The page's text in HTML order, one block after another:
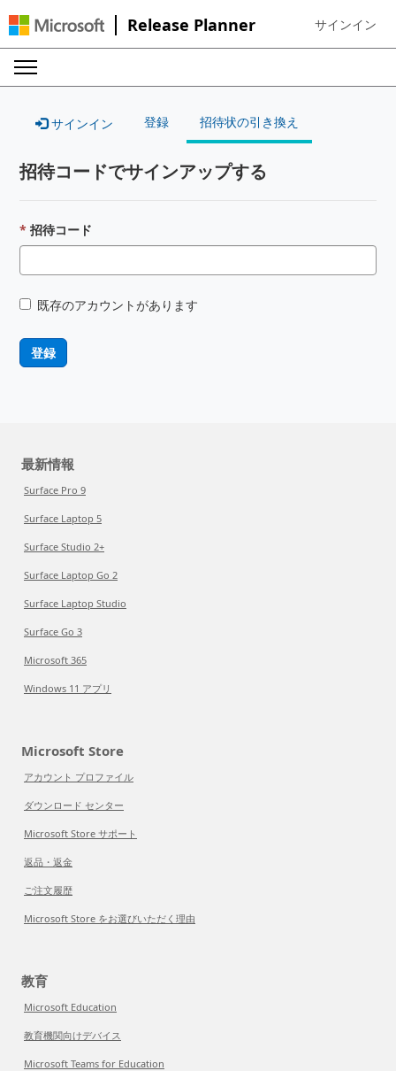
Release Planner Sign in to
サインイン
サインイン 登録 招待状の引き換え
招待コードでサインアップする
招待コード
既存のアカウントがあります
登録
最新情報
Surface Pro 9
Surface Laptop 5
Surface Studio 2+
Surface Laptop Go 2
Surface Laptop Studio
Surface Go 3
Microsoft 365
Windows 11 アプリ
Microsoft Store
アカウント プロファイル
ダウンロード センター
Microsoft Store サポート
返品・返金
ご注文履歴
Microsoft Store をお選びいただく理由
教育
Microsoft Education
教育機関向けデバイス
Microsoft Teams for Education